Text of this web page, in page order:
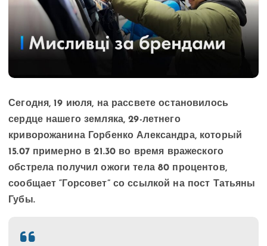
Сегодня, 19 июля, на рассвете остановилось
сердце нашего земляка, 29-летнего
криворожанина Горбенко Александра, который
15.07 примерно в 21.30 во время вражеского
обстрела получиложоги тела 80 процентов,
сообщает “Горсовет” со ссылкой на пост Татьяны
Губы.